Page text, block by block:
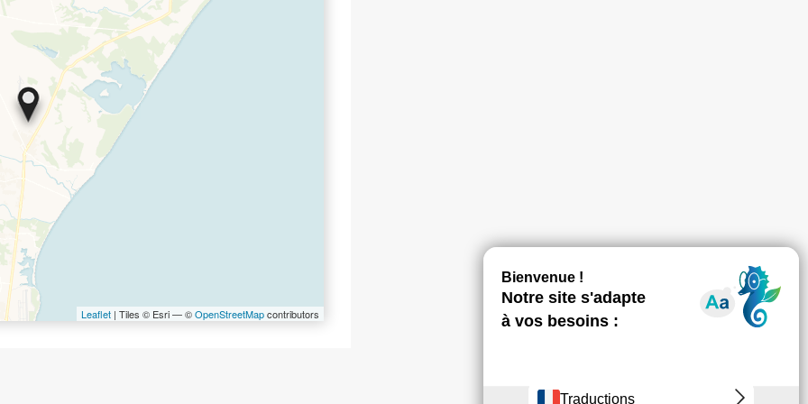
Leaflet | Tiles © Esri — ©OpenStreetMapcontributors